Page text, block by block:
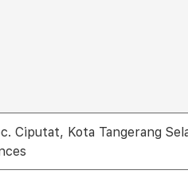
Ciputat, Kota Tangerang